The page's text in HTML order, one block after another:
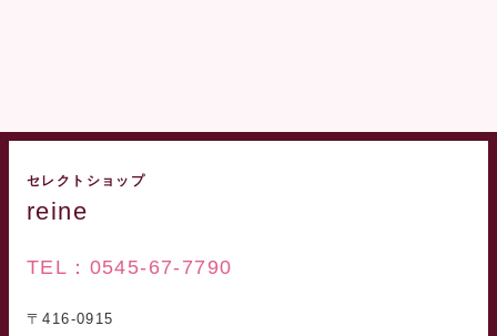
セレクトショップ
reine
TEL：0545-67-7790
〒416-0915